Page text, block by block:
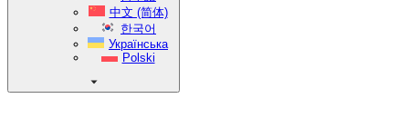
中文 (简体)
한국어
Українська
Polski